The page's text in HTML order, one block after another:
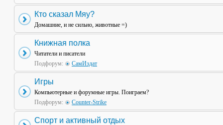
Кто сказал Мяу?
Домашние, и не сильно, животные =)
Книжная полка
Читатели и писатели
Подфорум:
СамИздат
Игры
Компьютерные и форумные игры. Поиграем?
Подфорум:
Counter-Strike
Спорт и активный отдых